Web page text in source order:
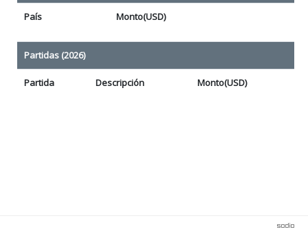
País Monto(USD)
Partidas (2026)
Partida Descripción Monto(USD)